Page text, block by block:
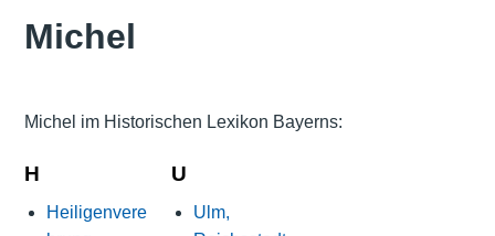
Michel
Michel im Historischen Lexikon Bayerns:
H
Heiligenvere
U
Ulm,